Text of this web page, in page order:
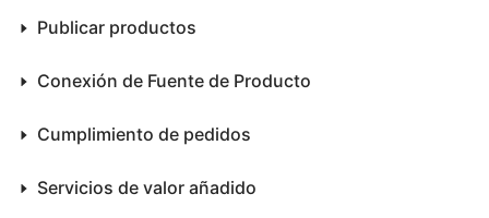
Publicar productos
Conexión de Fuente de Producto
Cumplimiento de pedidos
Servicios de valor añadido